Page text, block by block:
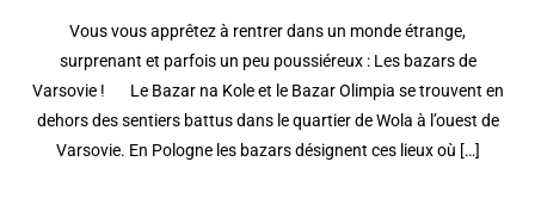
Vous vous apprêtez à rentrer dans un monde étrange,
surprenant et parfois un peu poussiéreux : Les bazars de
Varsovie ! Le Bazar na Kole et le Bazar Olimpia se trouvent en
dehors des sentiers battus dans le quartier de Wola à l’ouest de
Varsovie. En Pologne les bazars désignent ces lieux où […]